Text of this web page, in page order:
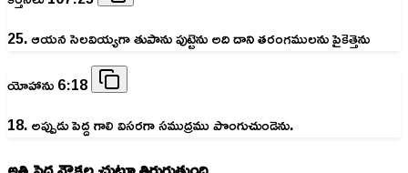
25. ఆయన సెలవియ్యగా తుపాను పుట్టెను అది దాని తరంగములను పైకెత్తెను
యోహాను 6:18
18. అప్పుడు పెద్ద గాలి విసరగా సముద్రము పొంగుచుండెను.